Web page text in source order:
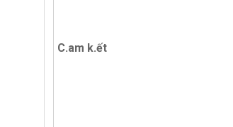
C.am k.ết